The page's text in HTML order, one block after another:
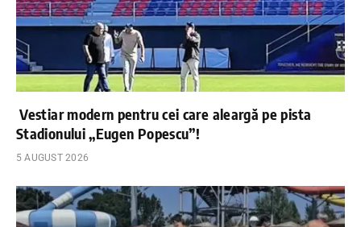
Vestiar modern pentru cei care aleargă pe pista
Stadionului „Eugen Popescu”!
5 AUGUST 2026